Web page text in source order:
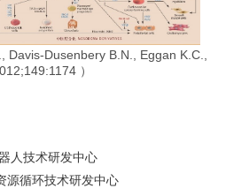
Davis-Dusenbery B.N., Eggan K.C.,
）
人技术研发中心
源循环技术研发中心